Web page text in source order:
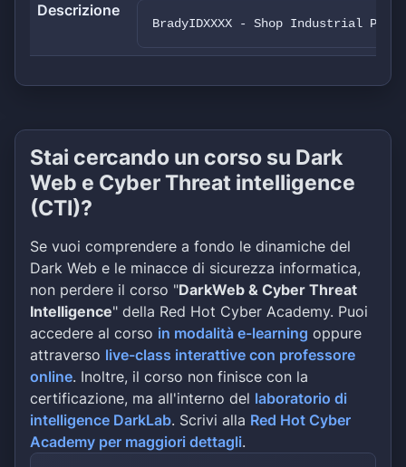
Descrizione
BradyIDXXXX - Shop Industrial
Stai cercando un corso su Dark
Web e Cyber Threat intelligence
(CTI)?
Se vuoi comprendere a fondo le dinamiche del
Dark Web e le minacce di sicurezza informatica,
non perdere il corso "DarkWeb & Cyber Threat
Intelligence" della Red Hot Cyber Academy. Puoi
accedere al corso in modalità e-learning oppure
attraverso live-class interattive con professore
online. Inoltre, il corso non finisce con la
certificazione, ma all'interno del laboratorio di
intelligence DarkLab. Scrivi alla Red Hot Cyber
Academy per maggiori dettagli.